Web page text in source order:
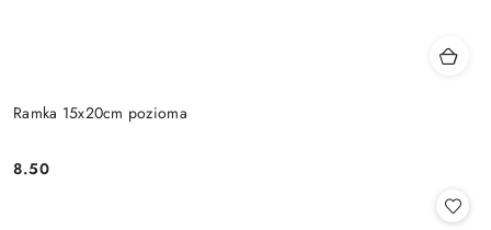
Ramka 15x20cm pozioma
Cena:
8.50